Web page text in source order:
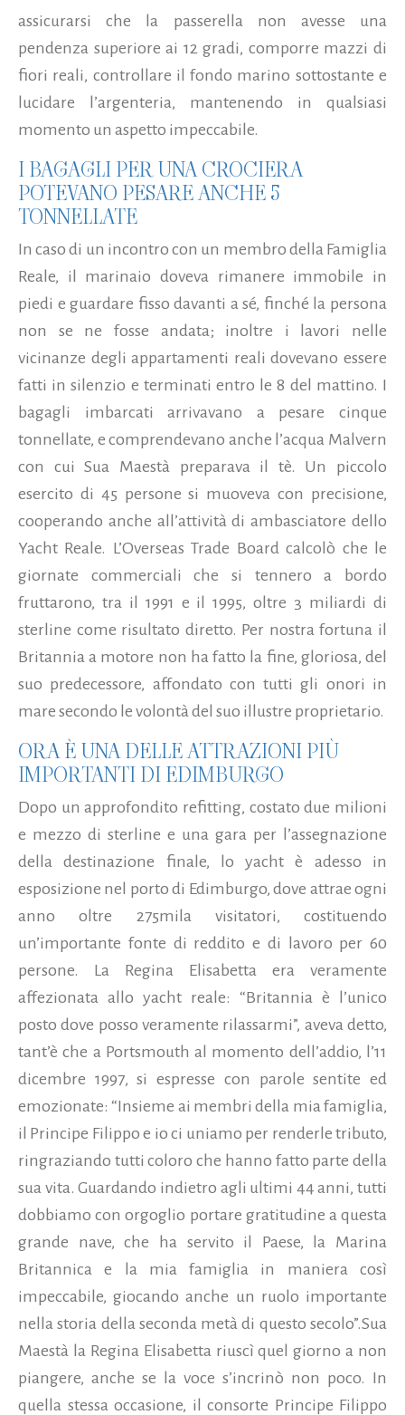
assicurarsi che la passerella non avesse una
pendenza superiore ai 12 gradi, comporre mazzi di
fiori reali, controllare il fondo marino sottostante e
lucidare l’argenteria, mantenendo in qualsiasi
momento un aspetto impeccabile.
I BAGAGLI PER UNA CROCIERA
POTEVANO PESARE ANCHE 5
TONNELLATE
In caso di un incontro con un membro della Famiglia
Reale, il marinaio doveva rimanere immobile in
piedi e guardare fisso davanti a sé, finché la persona
non se ne fosse andata; inoltre i lavori nelle
vicinanze degli appartamenti reali dovevano essere
fatti in silenzio e terminati entro le 8 del mattino. I
bagagli imbarcati arrivavano a pesare cinque
tonnellate, e comprendevano anche l’acqua Malvern
con cui Sua Maestà preparava il tè. Un piccolo
esercito di 45 persone si muoveva con precisione,
cooperando anche all’attività di ambasciatore dello
Yacht Reale. L’Overseas Trade Board calcolò che le
giornate commerciali che si tennero a bordo
fruttarono, tra il 1991 e il 1995, oltre 3 miliardi di
sterline come risultato diretto. Per nostra fortuna il
Britannia a motore non ha fatto la fine, gloriosa, del
suo predecessore, affondato con tutti gli onori in
mare secondo le volontà del suo illustre proprietario.
ORA È UNA DELLE ATTRAZIONI PIÙ
IMPORTANTI DI EDIMBURGO
Dopo un approfondito refitting, costato due milioni
e mezzo di sterline e una gara per l’assegnazione
della destinazione finale, lo yacht è adesso in
esposizione nel porto di Edimburgo, dove attrae ogni
anno oltre 275mila visitatori, costituendo
un’importante fonte di reddito e di lavoro per 60
persone. La Regina Elisabetta era veramente
affezionata allo yacht reale: “Britannia è l’unico
posto dove posso veramente rilassarmi”, aveva detto,
tant’è che a Portsmouth al momento dell’addio, l’11
dicembre 1997, si espresse con parole sentite ed
emozionate: “Insieme ai membri della mia famiglia,
il Principe Filippo e io ci uniamo per renderle tributo,
ringraziando tutti coloro che hanno fatto parte della
sua vita. Guardando indietro agli ultimi 44 anni, tutti
dobbiamo con orgoglio portare gratitudine a questa
grande nave, che ha servito il Paese, la Marina
Britannica e la mia famiglia in maniera così
impeccabile, giocando anche un ruolo importante
nella storia della seconda metà di questo secolo”.Sua
Maestà la Regina Elisabetta riuscì quel giorno a non
piangere, anche se la voce s’incrinò non poco. In
quella stessa occasione, il consorte Principe Filippo